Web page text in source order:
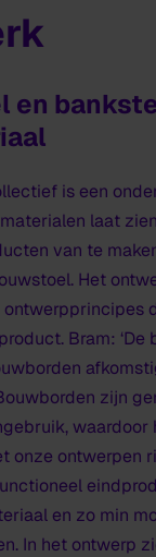
en
is een
laat
van te
Het
Bram: ‘De
zijn
waardoor
onze ontwerpen
en zo min
In het ontwerp